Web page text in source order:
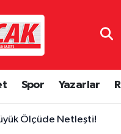
Spor Yazarlar
Ölçüde Netleşti!